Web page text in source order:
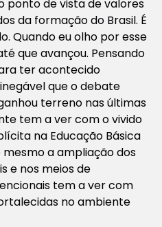
ponto de vista de valores
da formação do Brasil. É
Quando eu olho por esse
que avançou. Pensando
ter acontecido
que o debate
terreno nas últimas
tem a ver com o vivido
na Educação Básica
mesmo a ampliação dos
e nos meios de
tem a ver com
no ambiente